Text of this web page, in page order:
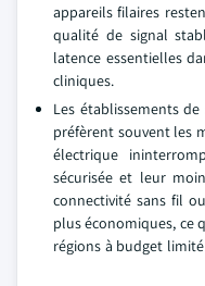
appareils filaires
qualité de signal
latence essentielles
cliniques.
Les établissements
préfèrent souvent les
électrique
sécurisée et leur
connectivité sans fil
plus économiques, ce
régions à budget